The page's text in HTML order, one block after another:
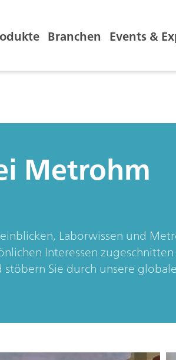
Branchen Events &
Metrohm
Laborwissen und
Interessen zugeschnitten
stöbern Sie durch unsere globale